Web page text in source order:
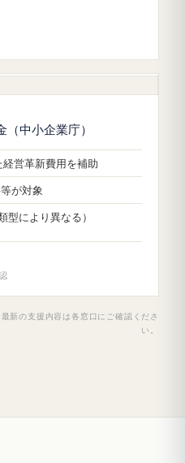
中小企業庁）
営革新費用を補助
が対象
型により異なる）
新の支援内容は各窓口にご確認くださ
い。